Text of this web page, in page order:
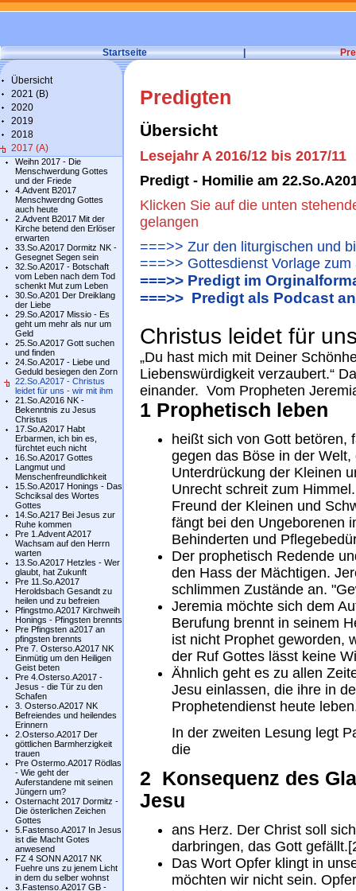
Startseite |
Übersicht
2021 (B)
2020
2019
2018
2017 (A)
Weihn 2017 - Die
Menschwerdung Gottes
und der Friede
4.Advent B2017
Menschwerdng Gottes
auch heute
2.Advent B2017 Mit der
Kirche betend den Erlöser
erwarten
33.So.A2017 Dormitz NK -
Gesegnet Segen sein
32.So.A2017 - Botschaft
vom Leben nach dem Tod
schenkt Mut zum Leben
30.So.A201 Der Dreiklang
der Liebe
29.So.A2017 Missio - Es
geht um mehr als nur um
Geld
25.So.A2017 Gott suchen
und finden
24.So.A2017 - Liebe und
Geduld besiegen den Zorn
22.So.A2017 - Christus
leidet für uns - wir mit ihm
21.So.A2016 NK -
Bekenntnis zu Jesus
Christus
17.So.A2017 Habt
Erbarmen, ich bin es,
fürchtet euch nicht
16.So.A2017 Gottes
Langmut und
Menschenfreundlichkeit
15.So.A2017 Honings - Das
Schciksal des Wortes
Gottes
14.So.A217 Bei Jesus zur
Ruhe kommen
Pre 1.Advent A2017
Wachsam auf den Herrn
warten
13.So.A2017 Hetzles - Wer
glaubt, hat Zukunft
Pre 11.So.A2017
Heroldsbach Gesandt zu
heilen und zu befreien
Pfingstmo.A2017 Kirchweih
Honings - Pfingsten brennts
Pre Pfingsten a2017 an
pfingsten brennts
Pre 7. Osterso.A2017 NK
Einmütig um den Heiligen
Geist beten
Pre 4.Osterso.A2017 -
Jesus - die Tür zu den
Schafen
3. Osterso.A2017 NK
Befreiendes und heilendes
Erinnern
2.Osterso.A2017 Der
göttlichen Barmherzigkeit
trauen
Pre Ostermo.A2017 Rödlas
- Wie geht der
Auferstandene mit seinen
Jüngern um?
Osternacht 2017 Dormitz -
Die österlichen Zeichen
Gottes
5.Fastenso.A2017 In Jesus
ist die Macht Gotes
anwesend
FZ 4 SONN A2017 NK
Fuehre uns zu jenem Licht
in dem du selber wohnst
3.Fastenso.A2017 GB -
Predigten
Übersicht
Lesejahr A 2016/12 bis 2017/11
Predigt - Homilie am
Klicken Sie auf die unten
gelangen
===>> Zur den liturgischen und
===>> Gottesdienst Vorlage
===>> Predigt im
===>> Predigt als Podcast
Christus leidet für
„Du hast mich mit Deiner
Liebenswürdigkeit verzaubert.“
einander. Vom Propheten
1 Prophetisch leben
heißt sich von Gott betören,
gegen das Böse in der
Unterdrückung der Kleinen
Unrecht schreit zum
Freund der Kleinen und
fängt bei den Ungeborenen
Behinderten und
Der prophetisch Redende
den Hass der Mächtigen.
schlimmen Zustände an.
Jeremia möchte sich dem
Berufung brennt in seinem
ist nicht Prophet geworden,
der Ruf Gottes lässt keine
Ähnlich geht es zu allen
Jesu einlassen, die ihre in
Prophetendienst heute
In der zweiten Lesung legt
die
2 Konsequenz des
Jesu
ans Herz. Der Christ soll
darbringen, das Gott
Das Wort Opfer klingt in
möchten wir nicht sein.